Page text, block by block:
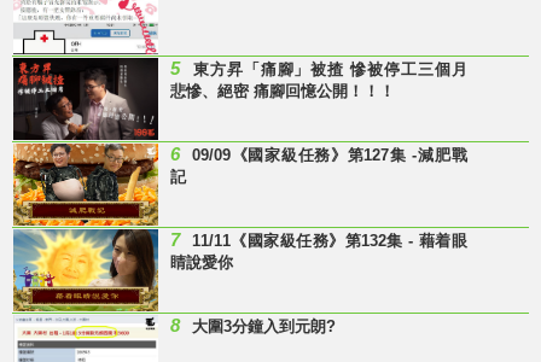
5
東方昇「痛腳」被揸 慘被停工三個月
悲慘、絕密 痛腳回憶公開！！！
6
09/09《國家級任務》第127集 -減肥戰
記
7
11/11《國家級任務》第132集 - 藉着眼
睛說愛你
8 大圍3分鐘入到元朗?